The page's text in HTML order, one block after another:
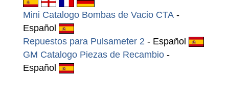
Mini Catalogo Bombas de Vacio CTA -
Español
Repuestos para Pulsameter 2 - Español
GM Catalogo Piezas de Recambio -
Español